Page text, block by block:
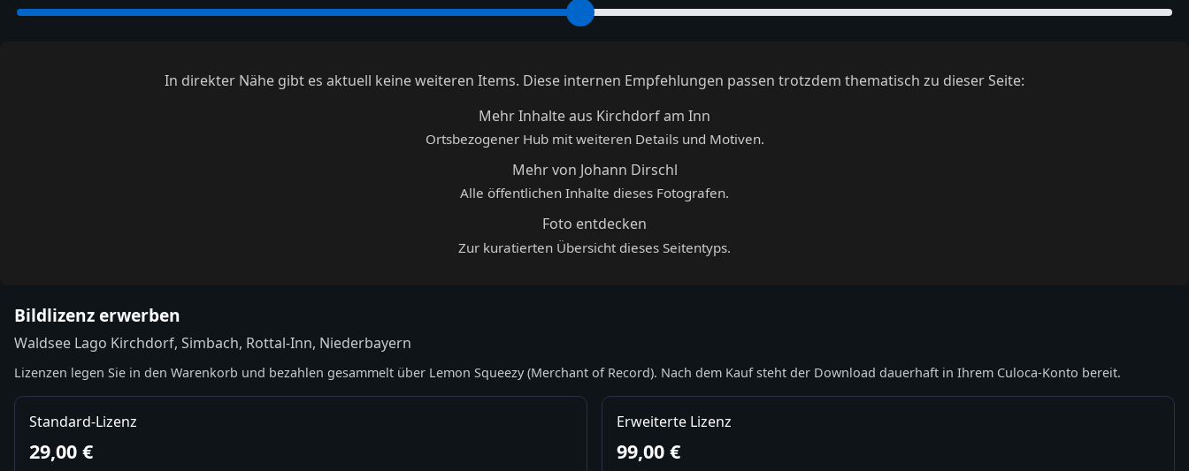
In direkter Nähe gibt es aktuell keine weiteren Items. Diese internen Empfehlungen passen trotzdem thematisch zu dieser Seite:
Mehr Inhalte aus Kirchdorf am Inn
Ortsbezogener Hub mit weiteren Details und Motiven.
Mehr von Johann Dirschl
Alle öffentlichen Inhalte dieses Fotografen.
Foto entdecken
Zur kuratierten Übersicht dieses Seitentyps.
Bildlizenz erwerben
Waldsee Lago Kirchdorf, Simbach, Rottal-Inn, Niederbayern
Lizenzen legen Sie in den Warenkorb und bezahlen gesammelt über Lemon Squeezy (Merchant of Record). Nach dem Kauf steht der Download dauerhaft in Ihrem Culoca-Konto bereit.
Standard-Lizenz
29,00 €
Erweiterte Lizenz
99,00 €